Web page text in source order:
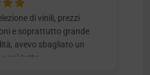
di vinili, prezzi
e soprattutto grande
avevo sbagliato un
tutto